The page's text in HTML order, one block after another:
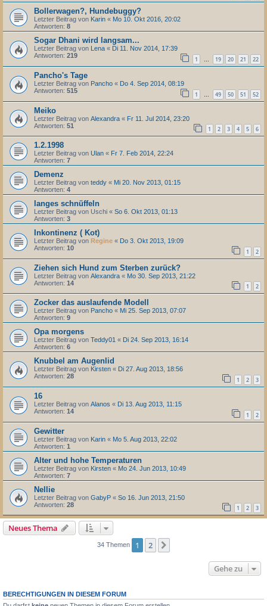
Bollerwagen?, Hundebuggy?
Letzter Beitrag von Karin « Mo 10. Okt 2016, 20:02
Antworten: 8
Sogar Dhani wird langsam...
Letzter Beitrag von Lena « Di 11. Nov 2014, 17:39
Antworten: 219 1 … 19 20 21 22
Pancho's Tage
Letzter Beitrag von Pancho « Do 4. Sep 2014, 08:19
Antworten: 515 1 … 49 50 51 52
Meiko
Letzter Beitrag von Alexandra « Fr 11. Jul 2014, 23:20
Antworten: 51 1 2 3 4 5 6
1.2.1998
Letzter Beitrag von Ulan « Fr 7. Feb 2014, 22:24
Antworten: 7
Demenz
Letzter Beitrag von teddy « Mi 20. Nov 2013, 01:15
Antworten: 4
langes schnüffeln
Letzter Beitrag von Uschi « So 6. Okt 2013, 01:13
Antworten: 3
Inkontinenz ( Kot)
Letzter Beitrag von Regine « Do 3. Okt 2013, 19:09
Antworten: 10 1 2
Ziehen sich Hund zum Sterben zurück?
Letzter Beitrag von Alexandra « Mo 30. Sep 2013, 21:22
Antworten: 14 1 2
Zocker das auslaufende Modell
Letzter Beitrag von Pancho « Mi 25. Sep 2013, 07:07
Antworten: 9
Opa morgens
Letzter Beitrag von Teddy01 « Di 24. Sep 2013, 16:14
Antworten: 6
Knubbel am Augenlid
Letzter Beitrag von Kirsten « Di 27. Aug 2013, 18:56
Antworten: 28 1 2 3
16
Letzter Beitrag von Alanos « Di 13. Aug 2013, 11:15
Antworten: 14 1 2
Gewitter
Letzter Beitrag von Karin « Mo 5. Aug 2013, 22:02
Antworten: 1
Alter und hohe Temperaturen
Letzter Beitrag von Kirsten « Mo 24. Jun 2013, 10:49
Antworten: 7
Nellie
Letzter Beitrag von GabyP « So 16. Jun 2013, 21:50
Antworten: 28 1 2 3
Neues Thema
34 Themen 1 2
Gehe zu
BERECHTIGUNGEN IN DIESEM FORUM